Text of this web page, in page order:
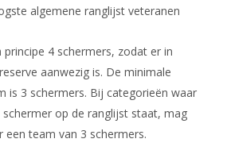
algemene ranglijst veteranen
4 schermers, zodat er in
aanwezig is. De minimale
is 3 schermers. Bij categorieën waar
schermer op de ranglijst staat, mag
een team van 3 schermers.